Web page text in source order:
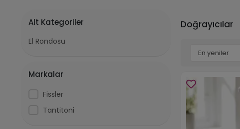
Alt Kategoriler
El Rondosu
Markalar
Fissler
Tantitoni
Doğrayıcılar